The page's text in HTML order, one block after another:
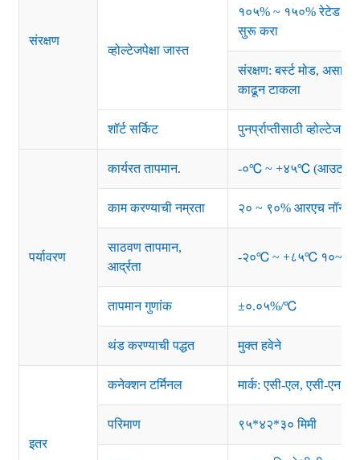
संरक्षण
व्होल्टेजपेक्षा जास्त
१०५% ~ १५०% रेटेड
सुरू करा
संरक्षण: बर्स्ट मोड,
काढून टाकला
शॉर्ट सर्किट पुनर्प्राप्तीसाठी व्होल्टेज
पर्यावरण
कार्यरत तापमान. -०℃ ~ +४५℃ (आउटपुट
काम करण्याची नम्रता २० ~ ९०% आरएच नॉन-
साठवण तापमान,
आर्द्रता
-२०℃ ~ +८५℃
तापमान गुणांक ±०.०५%/℃
थंड करण्याची पद्धत मुक्त हवेने
इतर
कनेक्शन टर्मिनल मार्क: एसी-एल, एसी-एन,
परिमाण ९५*४२*३० मिमी